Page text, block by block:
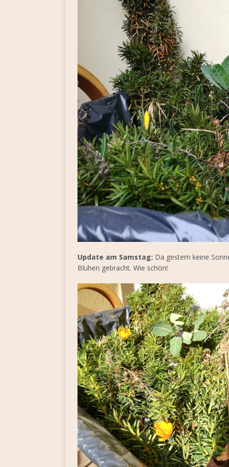
Update am Samstag: Da gestern keine
Blühen gebracht. Wie schön!